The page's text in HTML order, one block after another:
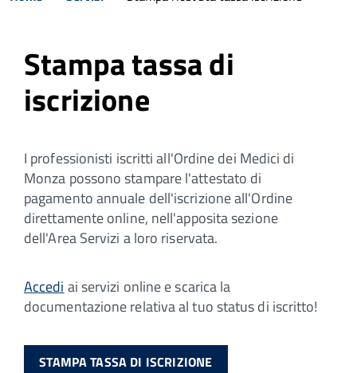
Stampa tassa di
iscrizione
I professionisti iscritti all'Ordine dei Medici di
Monza possono stampare l'attestato di
pagamento annuale dell'iscrizione all'Ordine
direttamente online, nell'apposita sezione
dell'Area Servizi a loro riservata.
Accedi ai servizi online e scarica la
documentazione relativa al tuo status di iscritto!
STAMPA TASSA DI ISCRIZIONE